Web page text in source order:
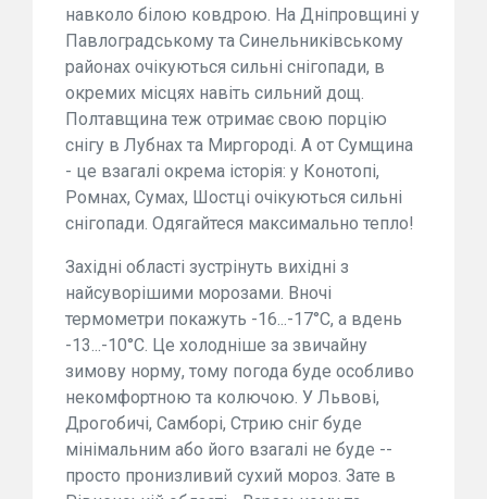
навколо білою ковдрою. На Дніпровщині у
Павлоградському та Синельниківському
районах очікуються сильні снігопади, в
окремих місцях навіть сильний дощ.
Полтавщина теж отримає свою порцію
снігу в Лубнах та Миргороді. А от Сумщина
- це взагалі окрема історія: у Конотопі,
Ромнах, Сумах, Шостці очікуються сильні
снігопади. Одягайтеся максимально тепло!
Західні області зустрінуть вихідні з
найсуворішими морозами. Вночі
термометри покажуть -16...-17°C, а вдень
-13...-10°C. Це холодніше за звичайну
зимову норму, тому погода буде особливо
некомфортною та колючою. У Львові,
Дрогобичі, Самборі, Стрию сніг буде
мінімальним або його взагалі не буде --
просто пронизливий сухий мороз. Зате в